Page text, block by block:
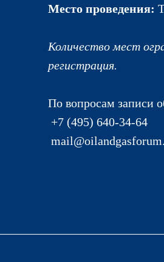
Место проведения:
Количество мест
регистрация.
По вопросам записи
+7 (495) 640-34-64